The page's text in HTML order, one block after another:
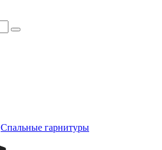
Спальные гарнитуры